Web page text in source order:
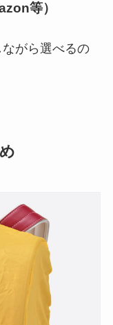
等）
がら選べるの